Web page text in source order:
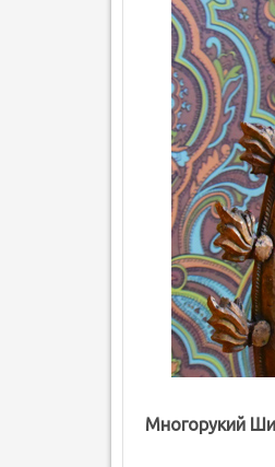
Многорукий